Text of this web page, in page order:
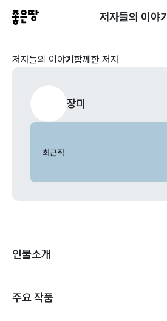
저자들의 이야기
저자들의 이야기 함께한 저자
장미
최근작
인물소개
주요 작품